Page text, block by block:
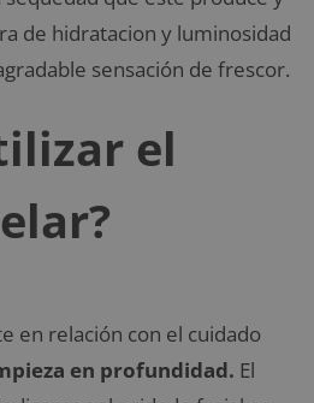
de hidratacion y luminosidad
sensación de frescor.
el
en relación con el cuidado
en profundidad. El